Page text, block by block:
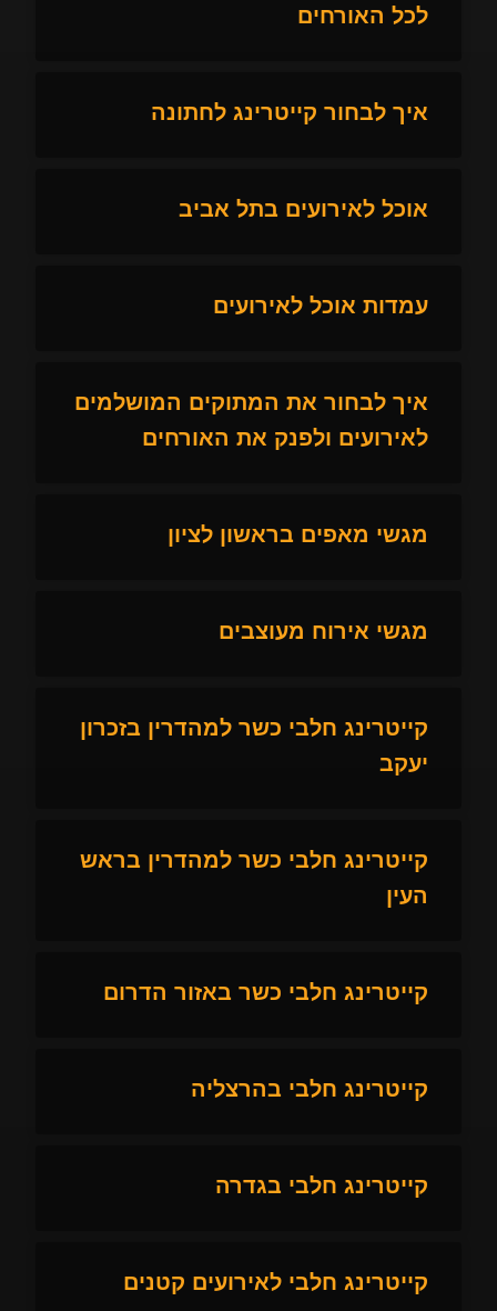
לכל האורחים
איך לבחור קייטרינג לחתונה
אוכל לאירועים בתל אביב
עמדות אוכל לאירועים
איך לבחור את המתוקים המושלמים
לאירועים ולפנק את האורחים
מגשי מאפים בראשון לציון
מגשי אירוח מעוצבים
קייטרינג חלבי כשר למהדרין בזכרון
יעקב
קייטרינג חלבי כשר למהדרין בראש
העין
קייטרינג חלבי כשר באזור הדרום
קייטרינג חלבי בהרצליה
קייטרינג חלבי בגדרה
קייטרינג חלבי לאירועים קטנים